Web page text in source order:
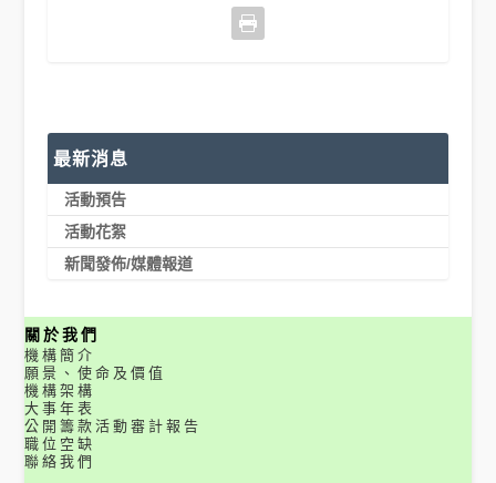
最新消息
活動預告
活動花絮
新聞發佈/媒體報道
關於我們
機構簡介
願景、使命及價值
機構架構
大事年表
公開籌款活動審計報告
職位空缺
聯絡我們